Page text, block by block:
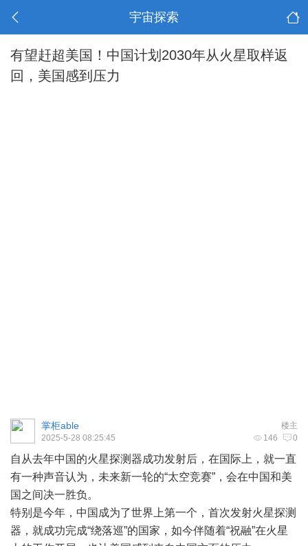
宇宙探索
有望赶超美国！中国计划2030年从火星取样返
回，美国感到压力
楼主
掌柜able
146 0
2025-5-28 08:25:45
自从去年中国的火星探测器成功发射后，在国际上，就一直
有一种声音认为，未来新一轮的“太空竞赛”，会在中国和美
国之间决一胜负。
特别是今年，中国成为了世界上第一个，首次发射火星探测
器，就成功完成“绕落巡”的国家，如今伴随着“祝融”在火星